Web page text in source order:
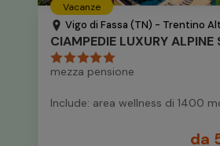
Vacanze
Vigo di Fassa (TN) - Trentino Alto
mezza pensione
Include: area wellness di 1400
da